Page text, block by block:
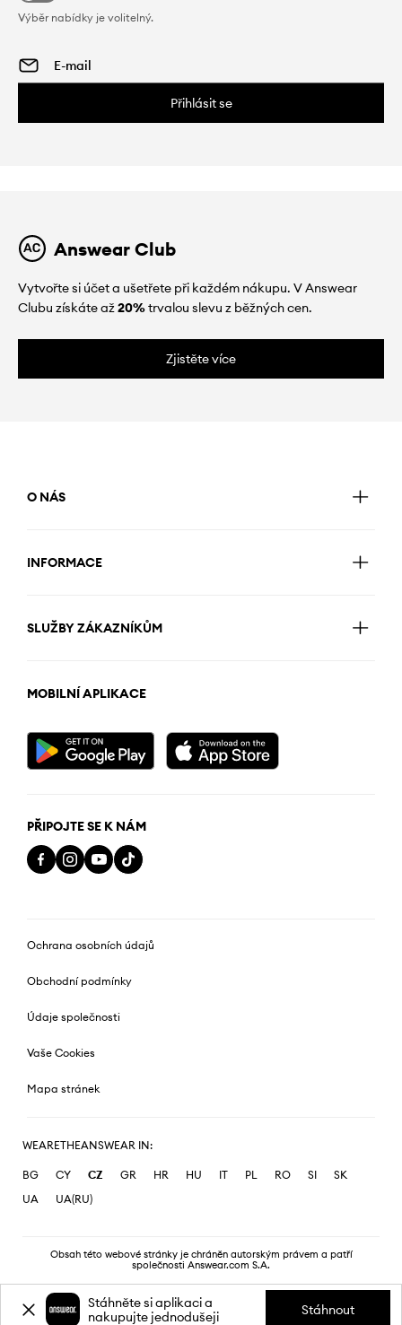
Výběr nabídky je volitelný.
Přihlásit se
Answear Club
Vytvořte si účet a ušetřete při každém nákupu. V Answear
Clubu získáte až20%trvalou slevu z běžných cen.
Zjistěte více
O NÁS
INFORMACE
SLUŽBY ZÁKAZNÍKŮM
MOBILNÍ APLIKACE
PŘIPOJTE SE K NÁM
Ochrana osobních údajů
Obchodní podmínky
Údaje společnosti
Vaše Cookies
Mapa stránek
WEARETHEANSWEAR IN:
BG CY CZ GR HR HU IT PL RO SI
SK
UA
UA(RU)
Obsah této webové stránky je chráněn autorským právem a patří
společnosti Answear.com S.A.
Stáhněte si aplikaci a
nakupujte jednodušeji
Stáhnout